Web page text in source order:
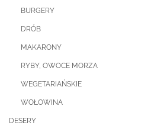
BURGERY
DRÓB
MAKARONY
RYBY, OWOCE MORZA
WEGETARIAŃSKIE
WOŁOWINA
DESERY